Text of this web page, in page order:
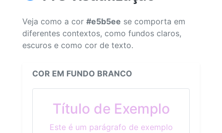
Veja como a cor #e5b5ee se comporta em
diferentes contextos, como fundos claros,
escuros e como cor de texto.
COR EM FUNDO BRANCO
Título de Exemplo
Este é um parágrafo de exemplo